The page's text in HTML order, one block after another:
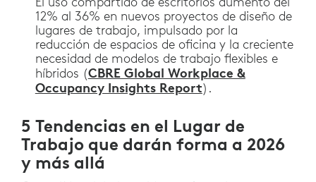
12% al 36% en nuevos proyectos de diseño de
lugares de trabajo, impulsado por la
reducción de espacios de oficina y la creciente
necesidad de modelos de trabajo flexibles e
híbridos (CBRE Global Workplace &
Occupancy Insights Report).
5 Tendencias en el Lugar de
Trabajo que darán forma a 2026
y más allá